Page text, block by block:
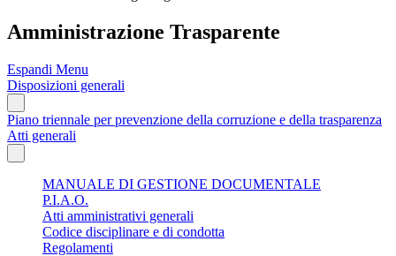
Amministrazione Trasparente
Espandi Menu
Disposizioni generali
Piano triennale per prevenzione della corruzione e della trasparenza
Atti generali
MANUALE DI GESTIONE DOCUMENTALE
P.I.A.O.
Atti amministrativi generali
Codice disciplinare e di condotta
Regolamenti